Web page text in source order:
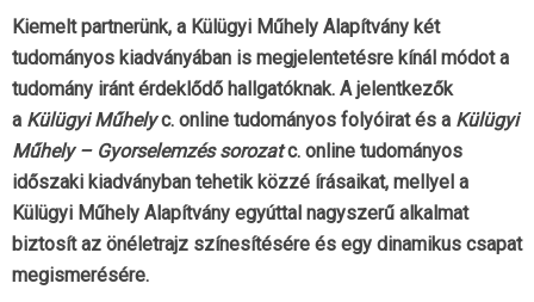
Kiemelt partnerünk, a Külügyi Műhely Alapítvány két
tudományos kiadványában is megjelentetésre kínál módot a
tudomány iránt érdeklődő hallgatóknak. A jelentkezők
a Külügyi Műhelyc. online tudományos folyóirat és a Külügyi
Műhely – Gyorselemzés sorozatc. online tudományos
időszaki kiadványban tehetik közzé írásaikat, mellyel a
Külügyi Műhely Alapítvány egyúttal nagyszerű alkalmat
biztosít az önéletrajz színesítésére és egy dinamikus csapat
megismerésére.